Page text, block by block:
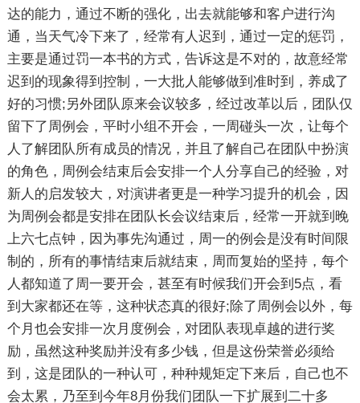
达的能力，通过不断的强化，出去就能够和客户进行沟
通，当天气冷下来了，经常有人迟到，通过一定的惩罚，
主要是通过罚一本书的方式，告诉这是不对的，故意经常
迟到的现象得到控制，一大批人能够做到准时到，养成了
好的习惯;另外团队原来会议较多，经过改革以后，团队仅
留下了周例会，平时小组不开会，一周碰头一次，让每个
人了解团队所有成员的情况，并且了解自己在团队中扮演
的角色，周例会结束后会安排一个人分享自己的经验，对
新人的启发较大，对演讲者更是一种学习提升的机会，因
为周例会都是安排在团队长会议结束后，经常一开就到晚
上六七点钟，因为事先沟通过，周一的例会是没有时间限
制的，所有的事情结束后就结束，周而复始的坚持，每个
人都知道了周一要开会，甚至有时候我们开会到5点，看
到大家都还在等，这种状态真的很好;除了周例会以外，每
个月也会安排一次月度例会，对团队表现卓越的进行奖
励，虽然这种奖励并没有多少钱，但是这份荣誉必须给
到，这是团队的一种认可，种种规矩定下来后，自己也不
会太累，乃至到今年8月份我们团队一下扩展到二十多